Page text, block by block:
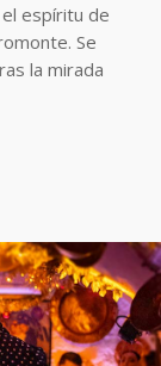
espíritu de
Se
la mirada